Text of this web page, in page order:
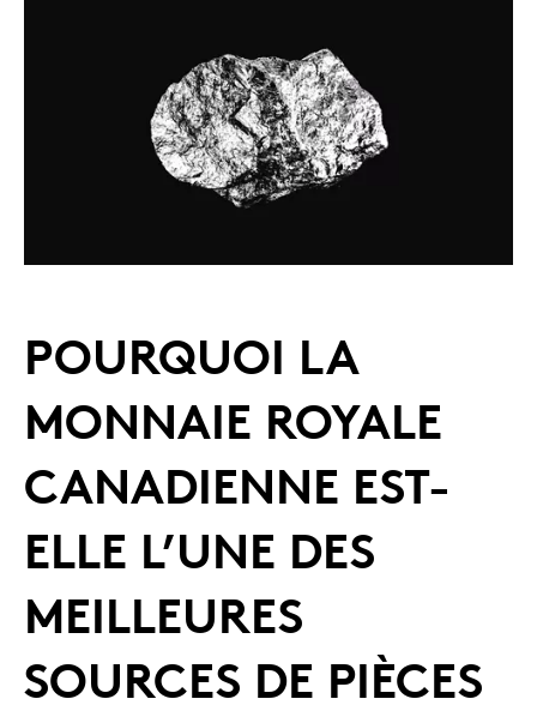
POURQUOI LA
MONNAIE ROYALE
CANADIENNE EST-
ELLE L’UNE DES
MEILLEURES
SOURCES DE PIÈCES